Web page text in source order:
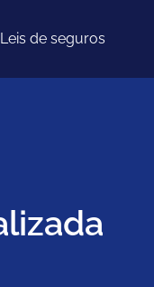
Leis de seguros